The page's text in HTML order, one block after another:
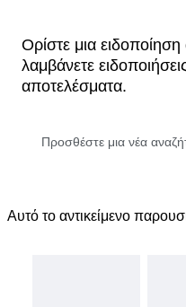
Ορίστε μια
λαμβάνετε
αποτελέσματα.
Αυτό το αντικείμενο